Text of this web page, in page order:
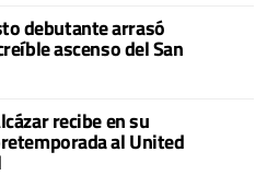
debutante arrasó
ascenso del San
recibe en su
al United